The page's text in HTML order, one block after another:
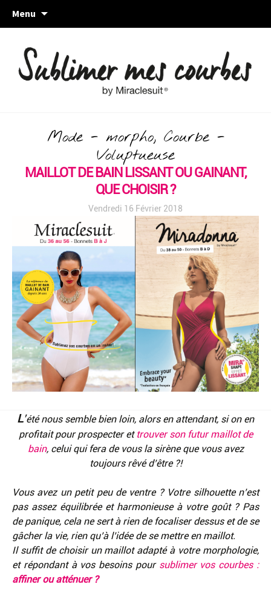
Menu
Mode - morpho, Courbe -
Voluptueuse
MAILLOT DE BAIN LISSANT OU GAINANT,
QUE CHOISIR ?
Vendredi 16 Février 2018
L’été nous semble bien loin, alors en attendant, si on en
profitait pour prospecter ettrouver son futur maillot de
bain, celui qui fera de vous la sirène que vous avez
toujours rêvé d’être ?!
Vous avez un petit peu de ventre ? Votre silhouette n’est
pas assez équilibrée et harmonieuse à votre goût ? Pas
de panique, cela ne sert à rien de focaliser dessus et de se
gâcher la vie, rien qu’à l’idée de se mettre en maillot.
Il suffit de choisir un maillot adapté à votre morphologie,
et répondant à vos besoins pour sublimer vos courbes :
affiner ou atténuer ?